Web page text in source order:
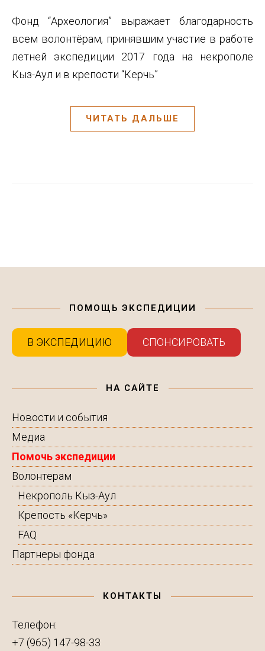
Фонд “Археология” выражает благодарность
всем волонтёрам, принявшим участие в работе
летней экспедиции 2017 года на некрополе
Кыз-Аул и в крепости “Керчь”
ЧИТАТЬ ДАЛЬШЕ
ПОМОЩЬ ЭКСПЕДИЦИИ
В ЭКСПЕДИЦИЮ СПОНСИРОВАТЬ
НА САЙТЕ
Новости и события
Медиа
Помочь экспедиции
Волонтерам
Некрополь Кыз-Аул
Крепость «Керчь»
FAQ
Партнеры фонда
КОНТАКТЫ
Телефон:
+7 (965) 147-98-33